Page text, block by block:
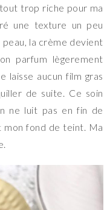
trop riche pour ma
une texture un peu
peau, la crème devient
parfum lègerement
laisse aucun film gras
de suite. Ce soin
ne luit pas en fin de
mon fond de teint. Ma